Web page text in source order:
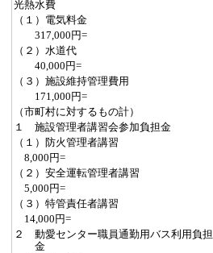
光熱水費
（１）電気料金
317,000円=
（２）水道代
40,000円=
（３）施設維持管理費用
171,000円=
（市町村に対するもの計）
１ 施設管理者講習会参加負担金
（１）防火管理者講習
8,000円=
（２）安全運転管理者講習
5,000円=
（３）特管責任者講習
14,000円=
２ 動愛センター職員通勤用バス利用負担
金